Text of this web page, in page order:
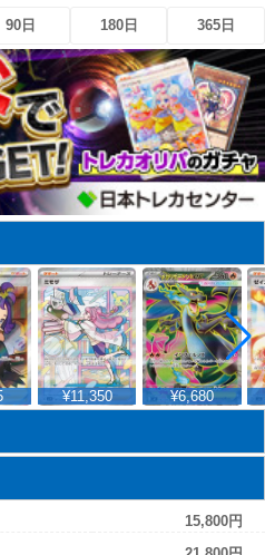
90日 180日 365日
¥11,350 ¥6,680
15,800円